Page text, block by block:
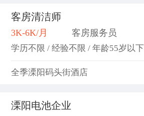
客房清洁师
3K-6K/月 客房服务员
学历不限 / 经验不限 / 年龄55岁以下
全季溧阳码头街酒店
溧阳电池企业